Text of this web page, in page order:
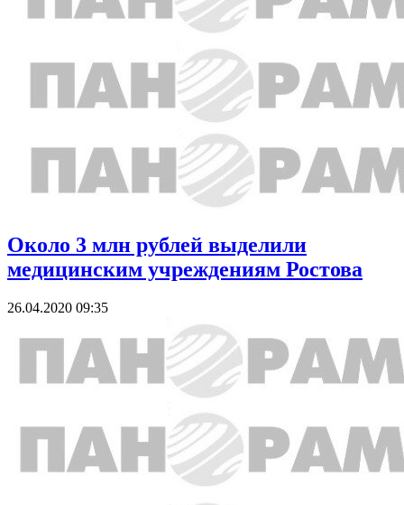
Около 3 млн рублей выделили
медицинским учреждениям Ростова
26.04.2020 09:35